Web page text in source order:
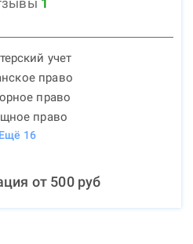
1
учет
право
право
право
Ещё 16
от 500руб